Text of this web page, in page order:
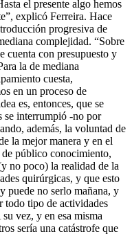
el presente algo hemos
explicó Ferreira. Hace
progresiva de
complejidad. “Sobre
cuenta con presupuesto y
la de mediana
cuesta,
en un proceso de
es, entonces, que se
se interrumpió -no por
además, la voluntad de
la mejor manera y en el
de público conocimiento,
no poco) la realidad de la
quirúrgicas, y que esto
puede no serlo mañana, y
todo tipo de actividades
vez, y en esa misma
sería una catástrofe que